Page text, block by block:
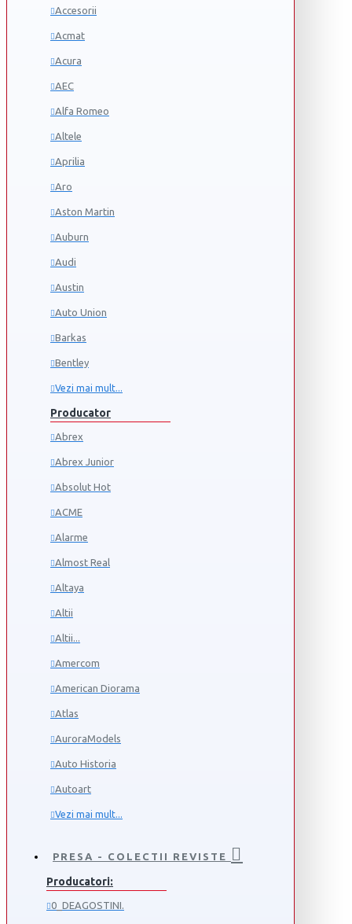
Accesorii
Acmat
Acura
AEC
Alfa Romeo
Altele
Aprilia
Aro
Aston Martin
Auburn
Audi
Austin
Auto Union
Barkas
Bentley
Vezi mai mult...
Producator
Abrex
Abrex Junior
Absolut Hot
ACME
Alarme
Almost Real
Altaya
Altii
Altii...
Amercom
American Diorama
Atlas
AuroraModels
Auto Historia
Autoart
Vezi mai mult...
PRESA - COLECTII REVISTE
Producatori:
0_DEAGOSTINI.